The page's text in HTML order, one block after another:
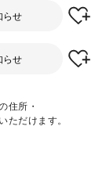
らせ
らせ
住所・
ただけます。